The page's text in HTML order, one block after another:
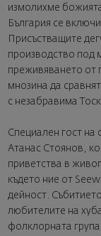
измолихме
България се
Присъстващите
производство под
преживяването от
мнозина да
с незабравима
Специален гост на
Атанас Стоянов,
приветства в
където ние от
дейност.
любителите на
фолклорната